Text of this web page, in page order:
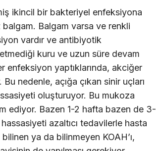
ikincil bir bakteriyel enfeksiyona
Balgam varsa ve renkli
vardır ve antibiyotik
etmediği kuru ve uzun süre devam
enfeksiyon yaptıklarında, akciğer
Bu nedenle, açığa çıkan sinir uçları
oluşturuyor. Bu mukoza
ediyor. Bazen 1-2 hafta bazen de 3-
azaltıcı tedavilerle hasta
ya da bilinmeyen KOAH’ı,